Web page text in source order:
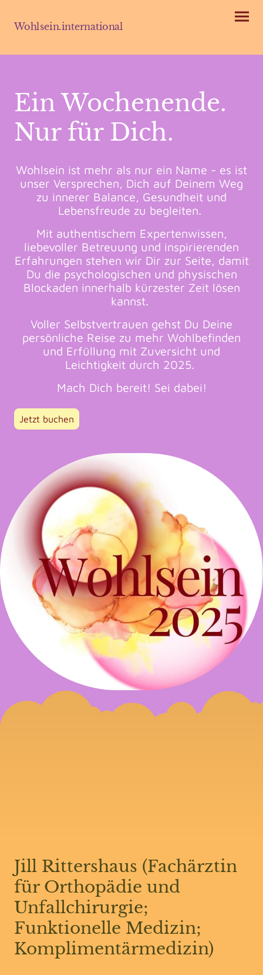
Wohlsein.international
Ein Wochenende.
Nur für Dich.
Wohlsein ist mehr als nur ein Name - es ist
unser Versprechen, Dich auf Deinem Weg
zu innerer Balance, Gesundheit und
Lebensfreude zu begleiten.
Mit authentischem Expertenwissen,
liebevoller Betreuung und inspirierenden
Erfahrungen stehen wir Dir zur Seite, damit
Du die psychologischen und physischen
Blockaden innerhalb kürzester Zeit lösen
kannst.
Voller Selbstvertrauen gehst Du Deine
persönliche Reise zu mehr Wohlbefinden
und Erfüllung mit Zuversicht und
Leichtigkeit durch 2025.
Mach Dich bereit! Sei dabei!
Jetzt buchen
Jill Rittershaus (Fachärztin
für Orthopädie und
Unfallchirurgie;
Funktionelle Medizin;
Komplimentärmedizin)